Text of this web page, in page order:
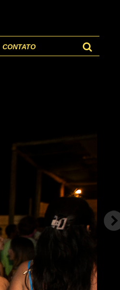
CONTATO